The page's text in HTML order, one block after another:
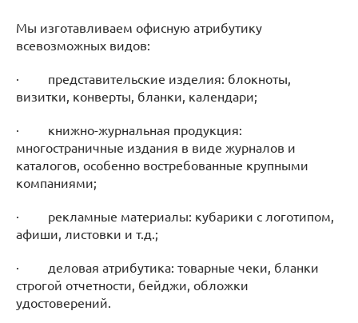
Мы изготавливаем офисную атрибутику
всевозможных видов:
· представительские изделия: блокноты,
визитки, конверты, бланки, календари;
· книжно-журнальная продукция:
многостраничные издания в виде журналов и
каталогов, особенно востребованные крупными
компаниями;
· рекламные материалы: кубарики с логотипом,
афиши, листовки и т.д.;
· деловая атрибутика: товарные чеки, бланки
строгой отчетности, бейджи, обложки
удостоверений.